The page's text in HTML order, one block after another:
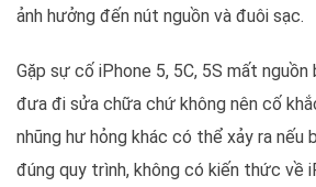
ảnh hưởng đến nút nguồn và đuôi sạc.
Gặp sự cố iPhone 5, 5C, 5S mất nguồn
đưa đi sửa chữa chứ không nên cố
nhũng hư hỏng khác có thể xảy ra nếu
đúng quy trình, không có kiến thức về